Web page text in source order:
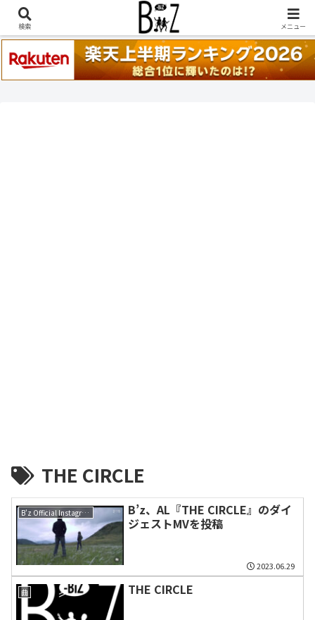
稲葉浩志『en-Zepp』『enⅣ』セトリ一覧はこちら
THE CIRCLE
B'z Official Instagram
B’z、AL『THE CIRCLE』のダイ
ジェストMVを投稿
2023.06.29
曲 THE CIRCLE
検索 メニュー